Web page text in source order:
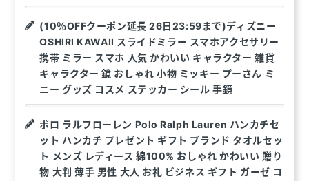
(10％OFFクーポン延長 26日23:59まで)ディズニー
OSHIRI KAWAII スライドミラー スマホアクセサリー
携帯 ミラー スマホ 人気 かわいい キャラクター 雑貨
キャラクター 鏡 おしゃれ 小物 ミッキー プーさん ミ
ニー グッズ コスメ ステッカー シール 手鏡
ポロ ラルフローレン Polo Ralph Lauren ハンカチセ
ット ハンカチ プレゼント ギフト ブランド タオルセッ
ト メンズ レディース 綿100% おしゃれ かわいい 贈り
物 大判 薄手 男性 大人 お礼 ビジネス ギフト ガーゼ コ